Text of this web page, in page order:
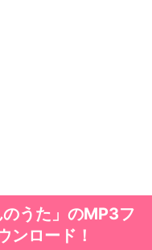
うた」のMP3フ
ンロード！